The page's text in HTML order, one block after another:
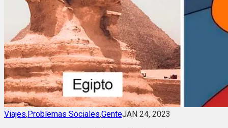
Viajes,Problemas Sociales,GenteJAN 24, 2023